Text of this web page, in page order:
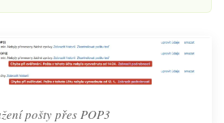
pošty přes POP3